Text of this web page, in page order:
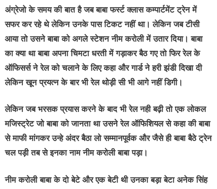
अंग्रेजो के समय की बात है जब बाबा फर्स्ट क्लास कम्पार्टमेंट ट्रेन में
सफर कर रहे थे लेकिन उनके पास टिकट नहीं था। लेकिन जब टीसी
आया तो उसने बाबा को अगले स्टेशन नीम करोली में उतार दिया। बाबा
का क्या था बाबा अपना चिमटा धरती में गड़ाकर बैठ गए तो फिर रेल के
ऑफिसर्स ने रेल को चलाने के लिए कहा और गार्ड ने हरी झंडी दिखा दी
लेकिन खून प्रयत्न के बार भी रेल थोड़ी सी भी आगे नहीं डिगी।
लेकिन जब भरसक प्रयास करने के बाद भी रेल नही बढ़ी तो एक लोकल
मजिस्ट्रेट जो बाबा को जानता था उसने रेल ऑफिशियल से कहा की बाबा
से माफी मांगकर उन्हे अंदर बैठा लो सम्मानपूर्वक और जैसे ही बाबा बैठे ट्रेन
चल पड़ी तब से इनका नाम नीम करोली बाबा पड़ा।
नीम करोली बाबा के दो बेटे और एक बेटी थी उनका बड़ा बेटा अनेक सिंह